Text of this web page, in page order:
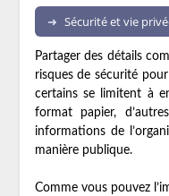
Sécurité et vie
Partager des détails
risques de sécurité
certains se limitent à
format papier,
informations de
manière publique.
Comme vous pouvez